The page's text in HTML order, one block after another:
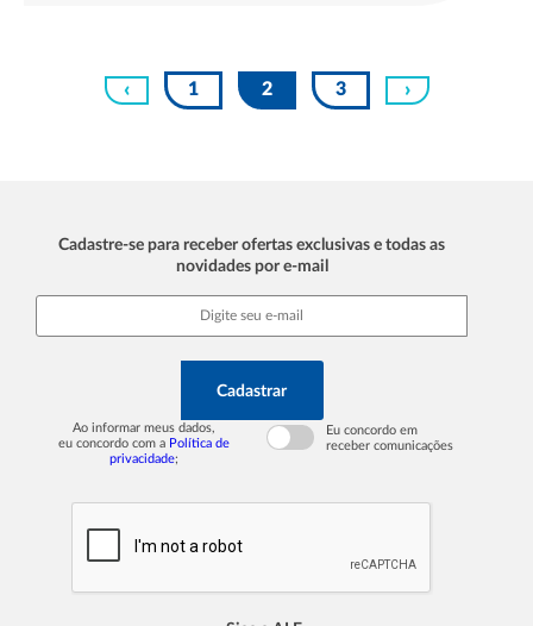
‹ 1 2 3 ›
Cadastre-se para receber ofertas exclusivas e todas as
novidades por e-mail
Cadastrar
Ao informar meus dados,
eu concordo com a Política de
privacidade;
Eu concordo em
receber comunicações